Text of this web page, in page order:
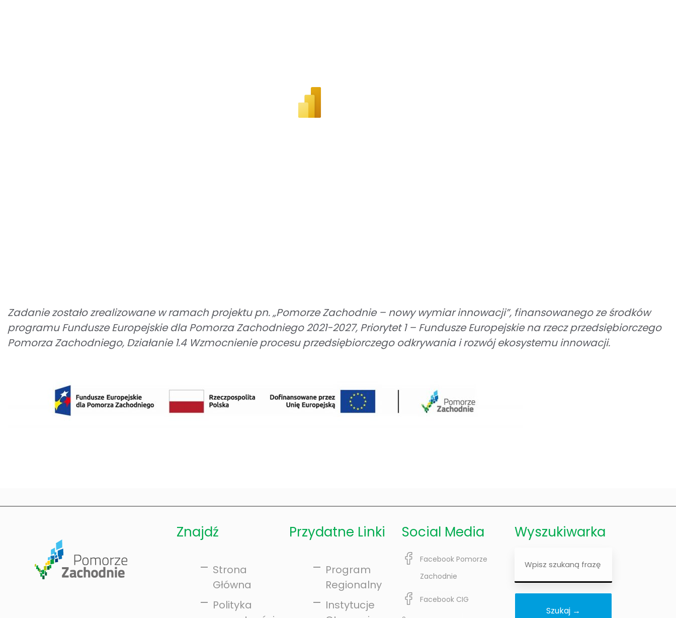
Zadanie zostało zrealizowane w ramach projektu pn. „Pomorze Zachodnie – nowy wymiar innowacji”, finansowanego ze środków
programu Fundusze Europejskie dla Pomorza Zachodniego 2021-2027, Priorytet 1 – Fundusze Europejskie na rzecz przedsiębiorczego
Pomorza Zachodniego, Działanie 1.4 Wzmocnienie procesu przedsiębiorczego odkrywania i rozwój ekosystemu innowacji.
Znajdź
Strona
Główna
Polityka
Przydatne Linki
Program
Regionalny
Instytucje
Social Media
Facebook Pomorze
Zachodnie
Facebook CIG
Wyszukiwarka